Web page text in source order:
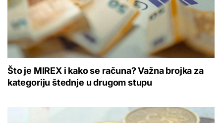
Što je MIREX i kako se računa? Važna brojka za
kategoriju štednje u drugom stupu